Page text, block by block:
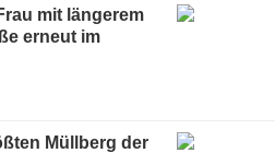
mit längerem
erneut im
Müllberg der